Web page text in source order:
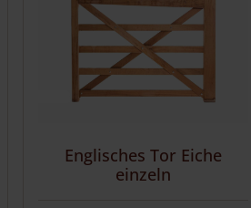
Englisches Tor Eiche
einzeln